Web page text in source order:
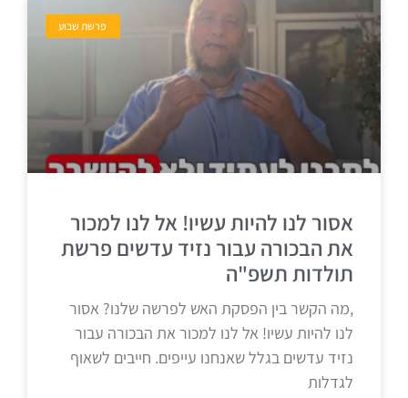
פרשת שבוע
אסור לנו להיות עשיו! אל לנו למכור
את הבכורה עבור נזיד עדשים פרשת
תולדות תשפ"ה
,מה הקשר בין הפסקת האש לפרשה שלנו? אסור
לנו להיות עשיו! אל לנו למכור את הבכורה עבור
נזיד עדשים בגלל שאנחנו עייפים. חייבים לשאוף
לגדלות